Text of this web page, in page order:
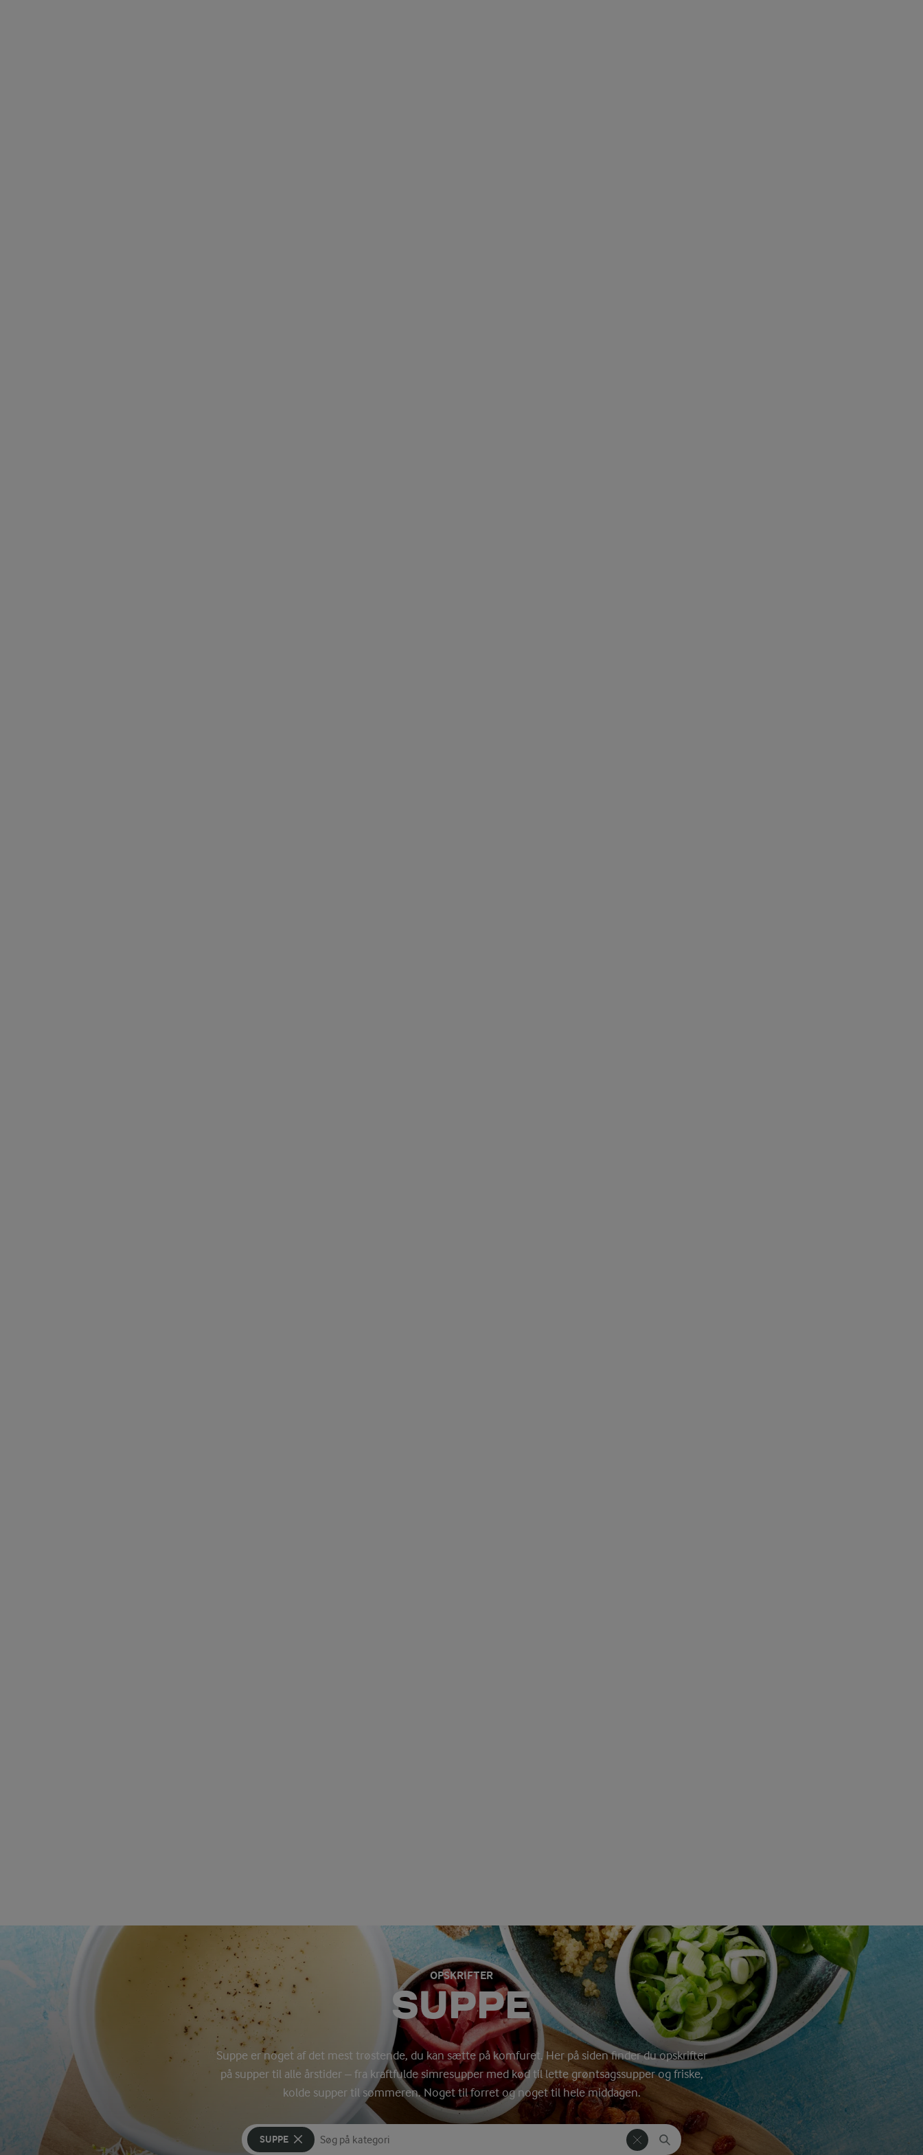
OPSKRIFTER
SUPPE
Suppe er noget af det mest trøstende, du kan sætte på komfuret. Her på siden finder du opskrifter
på supper til alle årstider – fra kraftfulde simresupper med kød til lette grøntsagssupper og friske,
kolde supper til sommeren. Noget til forret og noget til hele middagen.
SUPPE Søg på kategori